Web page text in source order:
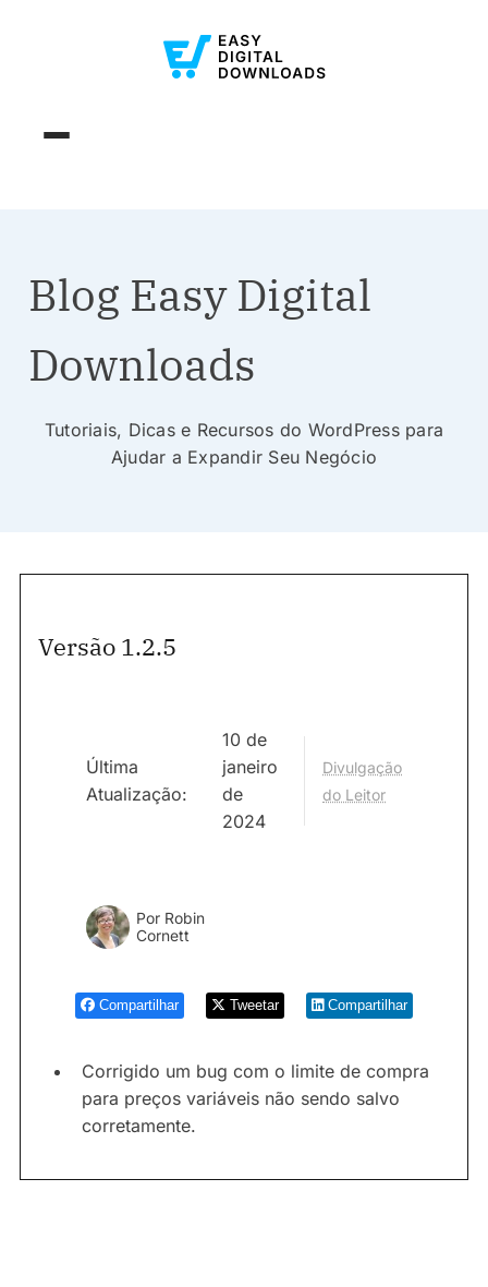
Blog Easy Digital
Downloads
Tutoriais, Dicas e Recursos do WordPress para
Ajudar a Expandir Seu Negócio
Versão 1.2.5
Última
Atualização:
10 de
janeiro
de
2024
Divulgação
do Leitor
Por Robin
Cornett
Compartilhar Tweetar Compartilhar
Corrigido um bug com o limite de compra
para preços variáveis não sendo salvo
corretamente.